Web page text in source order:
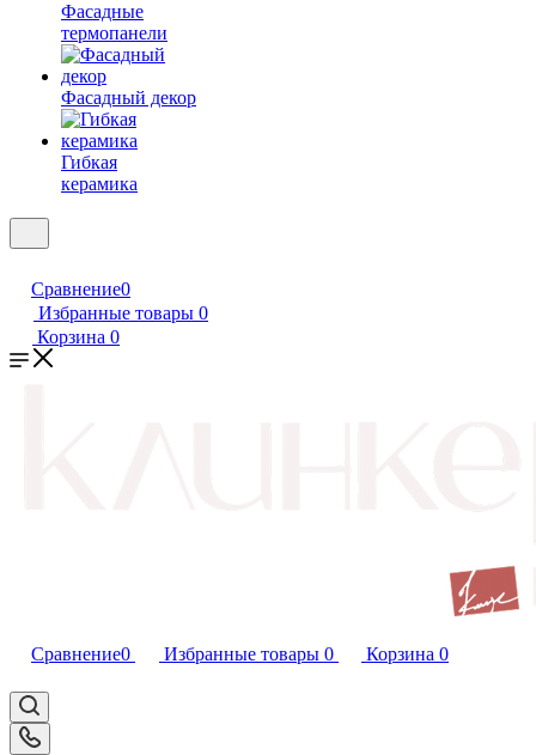
Фасадные
термопанели
Фасадный декор
Гибкая
керамика
Сравнение0
Избранные товары 0
Корзина 0
Сравнение0 Избранные товары 0 Корзина 0